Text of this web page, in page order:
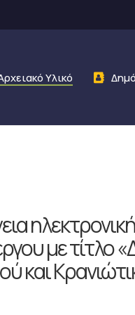
Υλικό
με τίτλο
και